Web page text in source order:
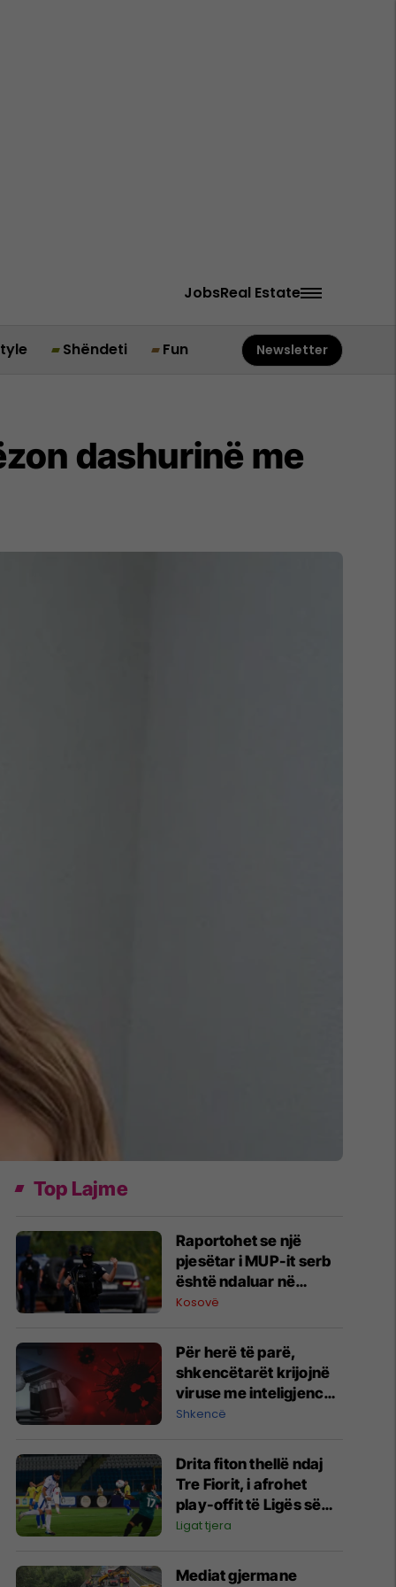
JobsReal Estate
Shëndeti Fun Newsletter
dashurinë me
Top Lajme
Raportohet se një
pjesëtar i MUP-it serb
është ndaluar në
Jarinë
Kosovë
Për herë të parë,
shkencëtarët krijojnë
viruse me inteligjencë
artificiale
Shkencë
Drita fiton thellë ndaj
Tre Fiorit, i afrohet
play-offit të Ligës së
Konferencës
Ligat tjera
Mediat gjermane